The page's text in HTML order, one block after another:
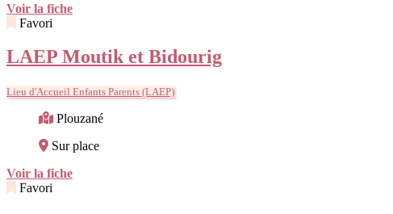
Voir la fiche
Favori
LAEP Moutik et Bidourig
Lieu d'Accueil Enfants Parents (LAEP)
Plouzané
Sur place
Voir la fiche
Favori